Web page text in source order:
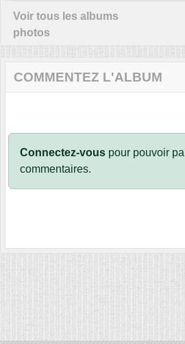
Voir tous les albums
photos
COMMENTEZ L'ALBUM
Connectez-vous pour pouvoir
commentaires.